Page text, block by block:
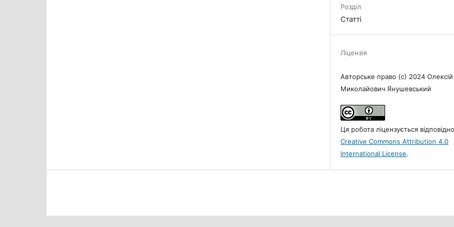
Розділ
Статті
Ліцензія
Авторське право (c) 2024 Олексій
Миколайович Янушевський
Ця робота ліцензується
Creative Commons Attribution 4.0
International License.